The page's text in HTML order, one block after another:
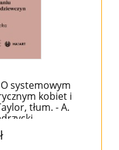
systemowym
kobiet i
tłum. - A.